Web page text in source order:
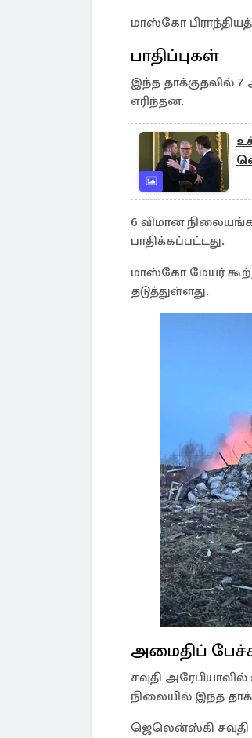
மாஸ்கோ
பாதிப்புகள்
இந்த தாக்குதலில் 7
எரிந்தன.
6 விமான
பாதிக்கப்பட்டது.
மாஸ்கோ மேயர்
தடுத்துள்ளது.
அமைதிப்
சவுதி
நிலையில் இந்த
ஜெலென்ஸ்கி சவுதி